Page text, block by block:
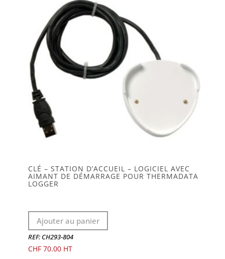
CLÉ – STATION D’ACCUEIL – LOGICIEL AVEC
AIMANT DE DÉMARRAGE POUR THERMADATA
LOGGER
Ajouter au panier
REF: CH293-804
CHF70.00